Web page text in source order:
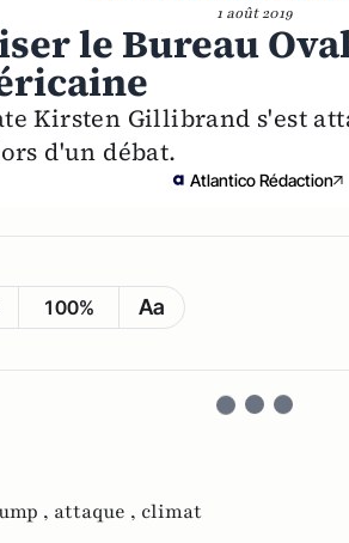
1 août 2019
le Bureau
Kirsten Gillibrand s'est
d'un débat.
Atlantico Rédaction
100% Aa
, attaque , climat